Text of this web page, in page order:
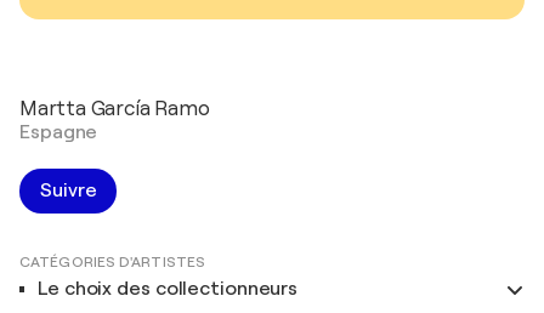
Martta García Ramo
Espagne
Suivre
CATÉGORIES D'ARTISTES
Le choix des collectionneurs